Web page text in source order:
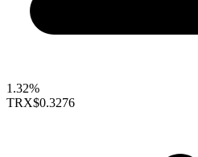
1.32%
TRX$0.3276